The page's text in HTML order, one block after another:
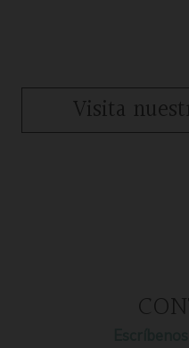
Visita